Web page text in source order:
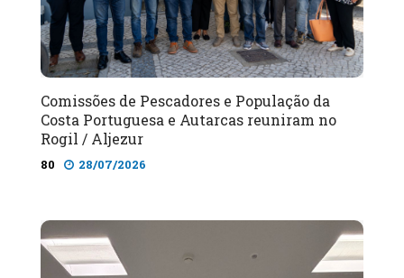
Comissões de Pescadores e População da
Costa Portuguesa e Autarcas reuniram no
Rogil / Aljezur
80 28/07/2026